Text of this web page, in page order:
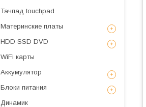
Тачпад touchpad
Материнские платы
HDD SSD DVD
WiFi карты
Аккумулятор
Блоки питания
Динамик